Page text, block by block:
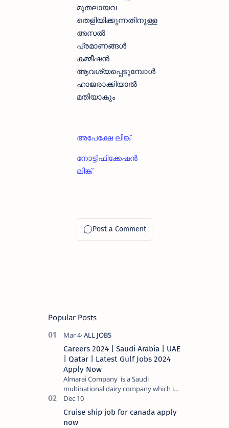
മുതലായവ
തെളിയിക്കുന്നതിനുള്ള
അസൽ
പ്രമാണങ്ങൾ
കമ്മീഷൻ
ആവശ്യപ്പെടുമ്പോൾ
ഹാജരാക്കിയാൽ
മതിയാകും
അപേക്ഷേ ലിങ്ക്
നോട്ടിഫിക്കേഷൻ
ലിങ്ക്
Popular Posts
Careers 2024 | Saudi Arabia | UAE
| Qatar | Latest Gulf Jobs 2024
Apply Now
Almarai Company is a Saudi
multinational dairy company which is
listed on the Tadawul stock exchange.
It specializes in food and bevera…
Cruise ship job for canada apply
now